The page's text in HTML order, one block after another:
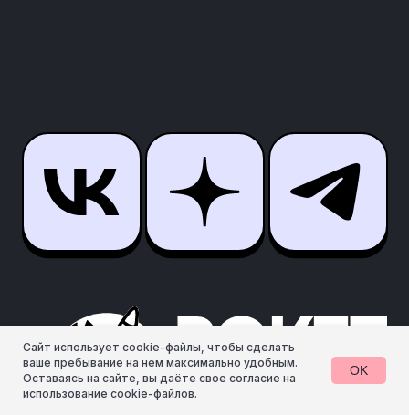
Сайт использует cookie-файлы, чтобы сделать
ваше пребывание на нем максимально удобным.
Оставаясь на сайте, вы даёте свое согласие на
использование cookie-файлов.
OK